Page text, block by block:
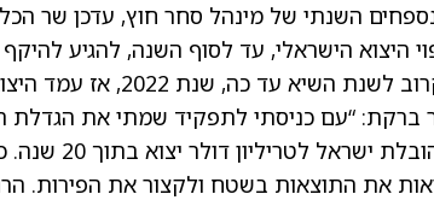
השנתי של מינהל סחר חוץ, עדכן שר
ברקת: “עם כניסתי לתפקיד שמתי את הגדלת
והצבתי יעד
את התוצאות בשטח ולקצור את הפירות.